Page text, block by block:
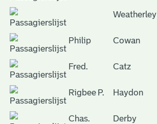
Weatherley
Philip Cowan
Fred. Catz
Rigbee P. Haydon
Chas. Derby